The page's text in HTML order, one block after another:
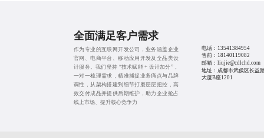
全面满足客户需求
作为专业的互联网开发公司，业务涵盖企业
官网、电商平台、移动应用开发及全品类设
计服务。我们坚持 “技术赋能 + 设计加分”，
一对一梳理需求，精准捕捉业务痛点与品牌
调性，从架构搭建到细节打磨层层把控，高
效交付成品并提供后期维护，助力企业抢占
线上市场、提升核心竞争力
电话： 13541384954
售前： 18140119082
邮箱：liujie@cdlchd.com
地址：成都市武侯区长益
大厦B座1201